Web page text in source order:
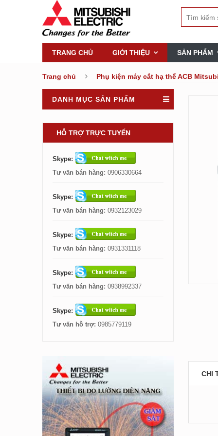
TRANG CHỦ GIỚI THIỆU SẢN PHẨM
DANH MỤC SẢN PHẨM
Trang chủ Phụ kiện máy cắt hạ thế ACB
HỖ TRỢ TRỰC TUYẾN
Skype:
Tư vấn bán hàng: 0906330664
Skype:
Tư vấn bán hàng: 0932123029
Skype:
Tư vấn bán hàng: 0931331118
Skype:
Tư vấn bán hàng: 0938992337
Skype:
Tư vấn hỗ trợ: 0985779119
CHI